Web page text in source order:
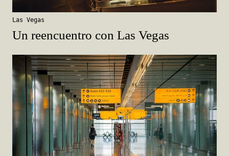
Las Vegas
Un reencuentro con Las Vegas